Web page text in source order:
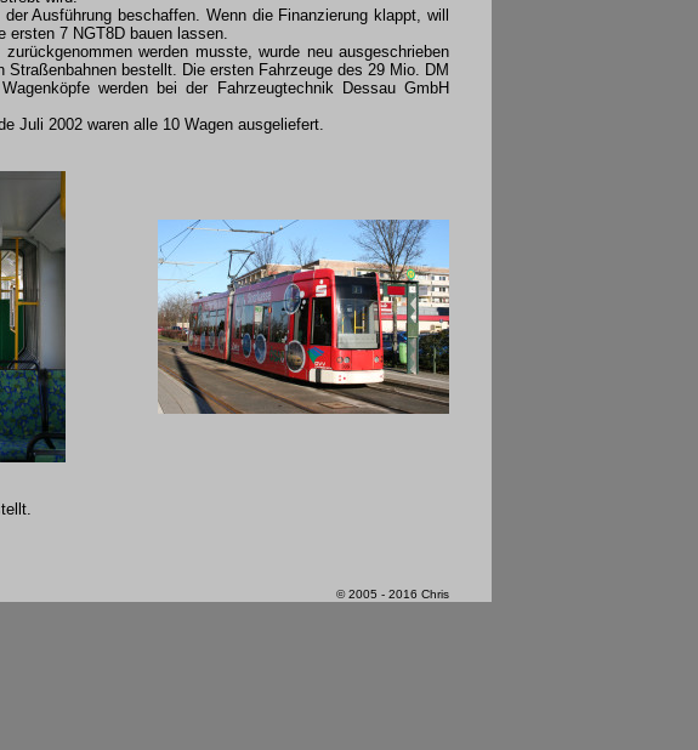
Ausführung beschaffen. Wenn die Finanzierung klappt, will
ersten 7 NGT8D bauen lassen.
werden musste, wurde neu ausgeschrieben
bestellt. Die ersten Fahrzeuge des 29 Mio. DM
werden bei der Fahrzeugtechnik Dessau GmbH
Juli 2002 waren alle 10 Wagen ausgeliefert.
© 2005 - 2016 Chris